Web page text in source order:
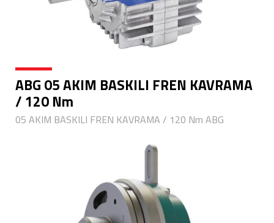
ABG 05 AKIM BASKILI FREN KAVRAMA
/ 120 Nm
05 AKIM BASKILI FREN KAVRAMA / 120 Nm ABG